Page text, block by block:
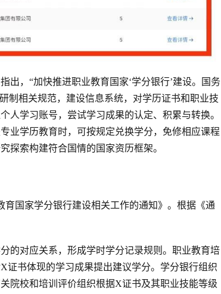
出，“加快推进职业教育国家‘学分银行’建设。国务
制相关规范，建设信息系统，对学历证书和职业技
人学习账号，尝试学习成果的认定、积累与转换。
业学历教育时，可按规定兑换学分，免修相应课程
探索构建符合国情的国家资历框架。
育国家学分银行建设相关工作的通知》。根据《通
的对应关系，形成学时学分记录规则。职业教育培
证书体现的学习成果提出建议学分。学分银行组织
院校和培训评价组织根据X证书及其职业技能等级